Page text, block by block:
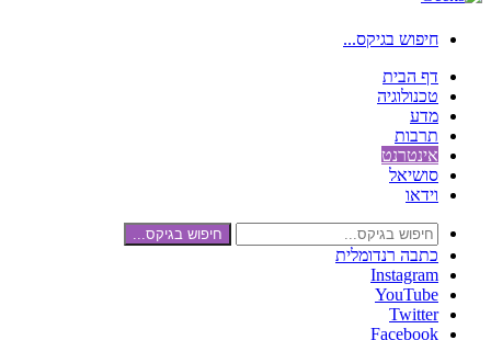
חיפוש בגיקס...
דף הבית
טכנולוגיה
מדע
תרבות
אינטרנט
סושיאל
וידאו
חיפוש בגיקס...
כתבה רנדומלית
Instagram
YouTube
Twitter
Facebook